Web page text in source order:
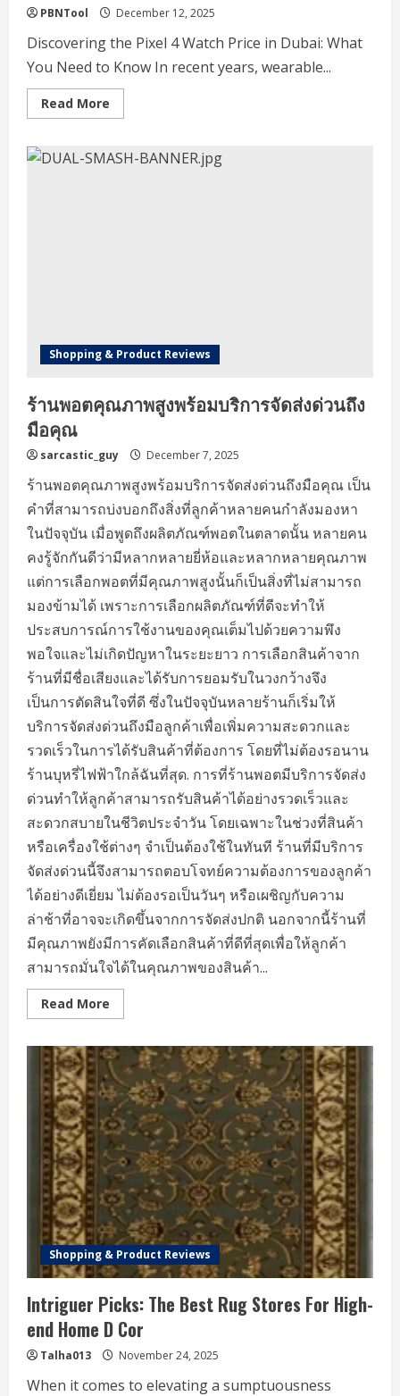
PBNTool December 12, 2025
Discovering the Pixel 4 Watch Price in Dubai: What
You Need to Know In recent years, wearable...
Read More
more
4
Watch
Shopping & Product Reviews
ร้านพอตคุณภาพสูงพร้อมบริการจัดส่งด่วนถึง
มือคุณ
sarcastic_guy December 7, 2025
ร้านพอตคุณภาพสูงพร้อมบริการจัดส่งด่วนถึงมือคุณ เป็น
คำที่สามารถบ่งบอกถึงสิ่งที่ลูกค้าหลายคนกำลังมองหา
ในปัจจุบัน เมื่อพูดถึงผลิตภัณฑ์พอตในตลาดนั้น หลายคน
คงรู้จักกันดีว่ามีหลากหลายยี่ห้อและหลากหลายคุณภาพ
แต่การเลือกพอตที่มีคุณภาพสูงนั้นก็เป็นสิ่งที่ไม่สามารถ
มองข้ามได้ เพราะการเลือกผลิตภัณฑ์ที่ดีจะทำให้
ประสบการณ์การใช้งานของคุณเต็มไปด้วยความพึง
พอใจและไม่เกิดปัญหาในระยะยาว การเลือกสินค้าจาก
ร้านที่มีชื่อเสียงและได้รับการยอมรับในวงกว้างจึง
เป็นการตัดสินใจที่ดี ซึ่งในปัจจุบันหลายร้านก็เริ่มให้
บริการจัดส่งด่วนถึงมือลูกค้าเพื่อเพิ่มความสะดวกและ
รวดเร็วในการได้รับสินค้าที่ต้องการ โดยที่ไม่ต้องรอนาน
ร้านบุหรี่ไฟฟ้าใกล้ฉันที่สุด. การที่ร้านพอตมีบริการจัดส่ง
ด่วนทำให้ลูกค้าสามารถรับสินค้าได้อย่างรวดเร็วและ
สะดวกสบายในชีวิตประจำวัน โดยเฉพาะในช่วงที่สินค้า
หรือเครื่องใช้ต่างๆ จำเป็นต้องใช้ในทันที ร้านที่มีบริการ
จัดส่งด่วนนี้จึงสามารถตอบโจทย์ความต้องการของลูกค้า
ได้อย่างดีเยี่ยม ไม่ต้องรอเป็นวันๆ หรือเผชิญกับความ
ล่าช้าที่อาจจะเกิดขึ้นจากการจัดส่งปกติ นอกจากนี้ร้านที่
มีคุณภาพยังมีการคัดเลือกสินค้าที่ดีที่สุดเพื่อให้ลูกค้า
สามารถมั่นใจได้ในคุณภาพของสินค้า...
Read More
more
นพ
อต
คุณภาพ
สูง
พร้อม
บริการ
จัด
ส่ง
ด่วน
ถึง
มือ
คุณ
Shopping & Product Reviews
Intriguer Picks: The Best Rug Stores For High-
end Home D Cor
Talha013 November 24, 2025
When it comes to elevating a sumptuousness